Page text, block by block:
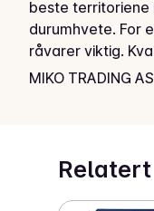
beste territoriene
durumhvete. For
råvarer viktig.
ved bruk av
MIKO TRADING
Relatert